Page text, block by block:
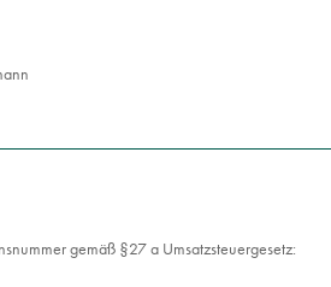
gemäß §27 a Umsatzsteuergesetz: